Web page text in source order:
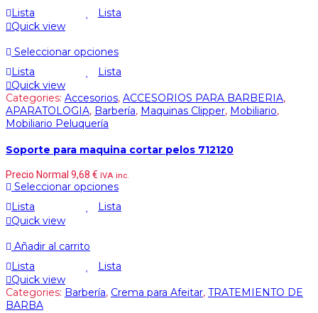
Lista
Lista
Quick view
Seleccionar opciones
Lista
Lista
Quick view
Categories: Accesorios, ACCESORIOS PARA BARBERIA,
APARATOLOGIA, Barbería, Maquinas Clipper, Mobiliario,
Mobiliario Peluquería
Soporte para maquina cortar pelos 712120
Precio Normal 9,68 € IVA inc.
Seleccionar opciones
Lista
Lista
Quick view
Añadir al carrito
Lista
Lista
Quick view
Categories: Barbería, Crema para Afeitar, TRATEMIENTO DE
BARBA